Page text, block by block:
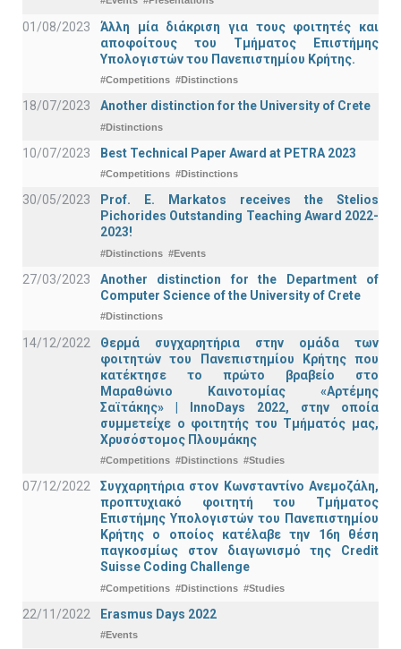
01/08/2023
Άλλη μία διάκριση για τους φοιτητές και
αποφοίτους του Τμήματος Επιστήμης
Υπολογιστών του Πανεπιστημίου Κρήτης.
#Competitions #Distinctions
18/07/2023 Another distinction for the University of Crete
#Distinctions
10/07/2023 Best Technical Paper Award at PETRA 2023
#Competitions #Distinctions
30/05/2023
Prof. E. Markatos receives the Stelios
Pichorides Outstanding Teaching Award 2022-
2023!
#Distinctions #Events
27/03/2023
Another distinction for the Department of
Computer Science of the University of Crete
#Distinctions
14/12/2022
Θερμά συγχαρητήρια στην ομάδα των
φοιτητών του Πανεπιστημίου Κρήτης που
κατέκτησε το πρώτο βραβείο στο
Μαραθώνιο Καινοτομίας «Αρτέμης
Σαϊτάκης» | InnoDays 2022, στην οποία
συμμετείχε ο φοιτητής του Τμήματός μας,
Χρυσόστομος Πλουμάκης
#Competitions #Distinctions #Studies
07/12/2022
Συγχαρητήρια στον Κωνσταντίνο Ανεμοζάλη,
προπτυχιακό φοιτητή του Τμήματος
Επιστήμης Υπολογιστών του Πανεπιστημίου
Κρήτης ο οποίος κατέλαβε την 16η θέση
παγκοσμίως στον διαγωνισμό της Credit
Suisse Coding Challenge
#Competitions #Distinctions #Studies
22/11/2022 Erasmus Days 2022
#Events